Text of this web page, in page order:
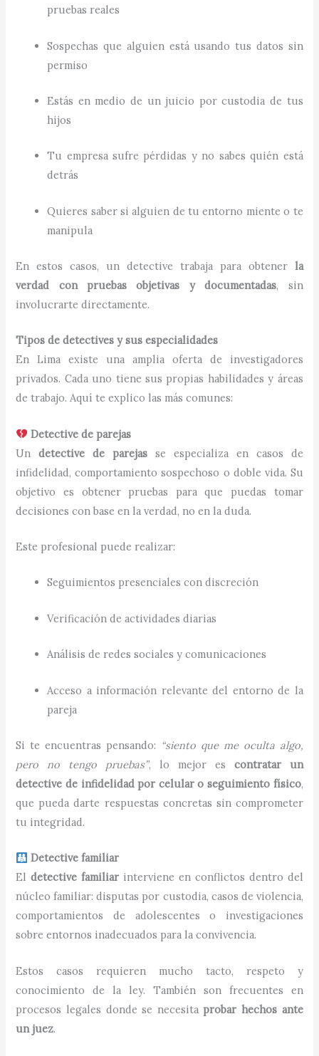
pruebas reales
Sospechas que alguien está usando tus datos sin
permiso
Estás en medio de un juicio por custodia de tus
hijos
Tu empresa sufre pérdidas y no sabes quién está
detrás
Quieres saber si alguien de tu entorno miente o te
manipula
En estos casos, un detective trabaja para obtener la
verdad con pruebas objetivas y documentadas, sin
involucrarte directamente.
Tipos de detectives y sus especialidades
En Lima existe una amplia oferta de investigadores
privados. Cada uno tiene sus propias habilidades y áreas
de trabajo. Aquí te explico las más comunes:
Detective de parejas
Undetective de parejas se especializa en casos de
infidelidad, comportamiento sospechoso o doble vida. Su
objetivo es obtener pruebas para que puedas tomar
decisiones con base en la verdad, no en la duda.
Este profesional puede realizar:
Seguimientos presenciales con discreción
Verificación de actividades diarias
Análisis de redes sociales y comunicaciones
Acceso a información relevante del entorno de la
pareja
Si te encuentras pensando: “siento que me oculta algo,
pero no tengo pruebas”, lo mejor es contratar un
detective de infidelidad por celular o seguimiento físico,
que pueda darte respuestas concretas sin comprometer
tu integridad.
Detective familiar
Eldetective familiar interviene en conflictos dentro del
núcleo familiar: disputas por custodia, casos de violencia,
comportamientos de adolescentes o investigaciones
sobre entornos inadecuados para la convivencia.
Estos casos requieren mucho tacto, respeto y
conocimiento de la ley. También son frecuentes en
procesos legales donde se necesita probar hechos ante
un juez.